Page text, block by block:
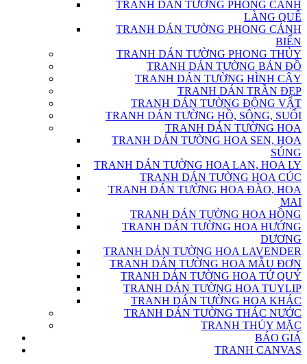
TRANH DÁN TƯỜNG PHONG CẢNH
LÀNG QUÊ
TRANH DÁN TƯỜNG PHONG CẢNH
BIỂN
TRANH DÁN TƯỜNG PHONG THỦY
TRANH DÁN TƯỜNG BẢN ĐỒ
TRANH DÁN TƯỜNG HÌNH CÂY
TRANH DÁN TRẦN ĐẸP
TRANH DÁN TƯỜNG ĐỘNG VẬT
TRANH DÁN TƯỜNG HỒ, SÔNG, SUỐI
TRANH DÁN TƯỜNG HOA
TRANH DÁN TƯỜNG HOA SEN, HOA
SÚNG
TRANH DÁN TƯỜNG HOA LAN, HOA LY
TRANH DÁN TƯỜNG HOA CÚC
TRANH DÁN TƯỜNG HOA ĐÀO, HOA
MAI
TRANH DÁN TƯỜNG HOA HỒNG
TRANH DÁN TƯỜNG HOA HƯỚNG
DƯƠNG
TRANH DÁN TƯỜNG HOA LAVENDER
TRANH DÁN TƯỜNG HOA MẪU ĐƠN
TRANH DÁN TƯỜNG HOA TỨ QUÝ
TRANH DÁN TƯỜNG HOA TUYLIP
TRANH DÁN TƯỜNG HOA KHÁC
TRANH DÁN TƯỜNG THÁC NƯỚC
TRANH THỦY MẶC
BÁO GIÁ
TRANH CANVAS